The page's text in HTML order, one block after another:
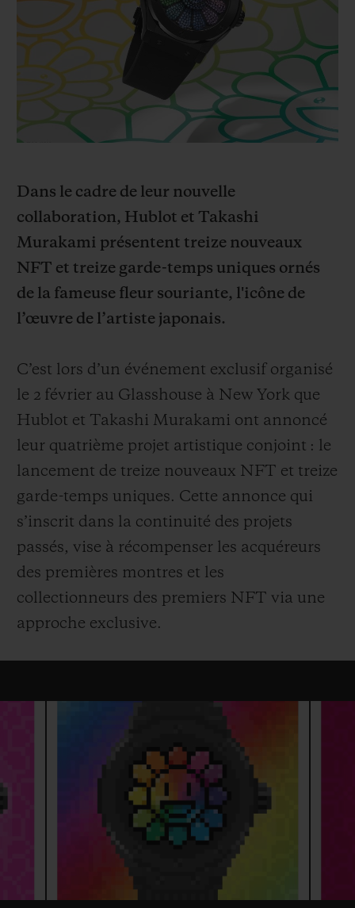
Dans le cadre de leur nouvelle
collaboration, Hublot et Takashi
Murakami présentent treize nouveaux
NFT et treize garde-temps uniques ornés
de la fameuse fleur souriante, l'icône de
l’œuvre de l’artiste japonais.
C’est lors d’un événement exclusif organisé
le 2 février au Glasshouse à New York que
Hublot et Takashi Murakami ont annoncé
leur quatrième projet artistique conjoint : le
lancement de treize nouveaux NFT et treize
garde-temps uniques. Cette annonce qui
s’inscrit dans la continuité des projets
passés, vise à récompenser les acquéreurs
des premières montres et les
collectionneurs des premiers NFT via une
approche exclusive.
SUMMER MULTI-
COLORED CERAMIC
BIG BANG
PEACH CERAMIC
LIGNE
SERVICES EXCLUSIFS
GARANTIE 5+5
HUBLOTISTA ET EXTENSION DE GARANTIE
DÉLAI DE LIVRAISON
LIVRAISON ET RETOURS GRATUITS
PAIEMENT SÉCURISÉ
NOUS CONTACTER